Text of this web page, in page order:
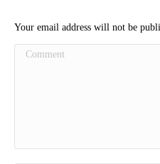
Your email address will not be
Comment